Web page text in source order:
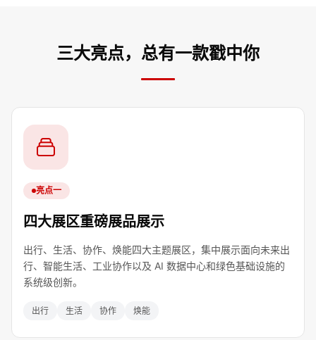
三大亮点，总有一款戳中你
亮点一
四大展区重磅展品展示
出行、生活、协作、焕能四大主题展区，集中展示面向未来出
行、智能生活、工业协作以及 AI 数据中心和绿色基础设施的
系统级创新。
出行 生活 协作 焕能